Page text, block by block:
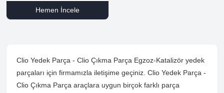
Hemen İncele
Clio Yedek Parça - Clio Çıkma Parça Egzoz-Katalizör yedek
parçaları için firmamızla iletişime geçiniz. Clio Yedek Parça -
Clio Çıkma Parça araçlara uygun birçok farklı parça